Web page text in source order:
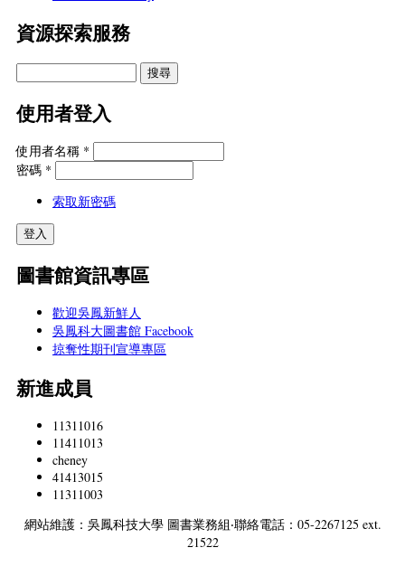
資源探索服務
使用者登入
使用者名稱 *
密碼 *
索取新密碼
圖書館資訊專區
歡迎吳鳳新鮮人
吳鳳科大圖書館 Facebook
掠奪性期刊宣導專區
新進成員
11311016
11411013
cheney
41413015
11311003
網站維護：吳鳳科技大學 圖書業務組‧聯絡電話：05-2267125 ext.
21522